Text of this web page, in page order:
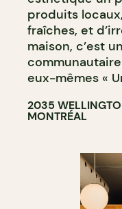
produits
fraîches, et
maison, c’est
eux-mêmes «
2035
MONTRÉAL